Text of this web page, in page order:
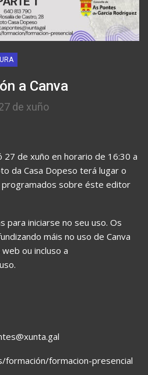
a Canva
de xuño
27 de xuño en horario de 16:30 a
da Casa Dopeso terá lugar o
sobre éste editor
para iniciarse no seu uso. Os
máis no uso de Canva
ou incluso a
formación/formacion-presencial